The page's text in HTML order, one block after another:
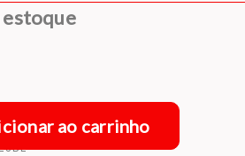
estoque
ao carrinho